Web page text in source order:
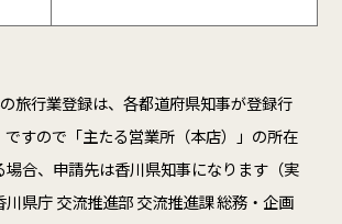
旅行業登録は、各都道府県知事が登録行
すので「主たる営業所（本店）」の所在
場合、申請先は香川県知事になります（実
川県庁交流推進部 交流推進課 総務・企画